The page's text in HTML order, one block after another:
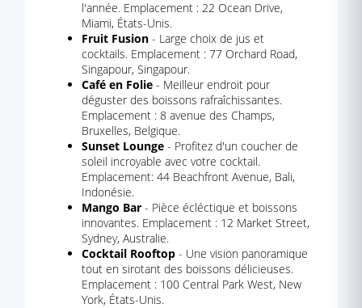
l'année. Emplacement : 22 Ocean Drive,
Miami, États-Unis.
Fruit Fusion - Large choix de jus et
cocktails. Emplacement : 77 Orchard Road,
Singapour, Singapour.
Café en Folie - Meilleur endroit pour
déguster des boissons rafraîchissantes.
Emplacement : 8 avenue des Champs,
Bruxelles, Belgique.
Sunset Lounge - Profitez d'un coucher de
soleil incroyable avec votre cocktail.
Emplacement: 44 Beachfront Avenue, Bali,
Indonésie.
Mango Bar - Pièce écléctique et boissons
innovantes. Emplacement : 12 Market Street,
Sydney, Australie.
Cocktail Rooftop - Une vision panoramique
tout en sirotant des boissons délicieuses.
Emplacement : 100 Central Park West, New
York, États-Unis.